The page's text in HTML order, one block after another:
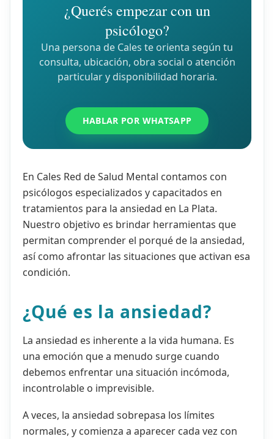
¿Querés empezar con un
psicólogo?
Una persona de Cales te orienta según tu
consulta, ubicación, obra social o atención
particular y disponibilidad horaria.
HABLAR POR WHATSAPP
En Cales Red de Salud Mental contamos con
psicólogos especializados y capacitados en
tratamientos para la ansiedad en La Plata.
Nuestro objetivo es brindar herramientas que
permitan comprender el porqué de la ansiedad,
así como afrontar las situaciones que activan esa
condición.
¿Qué es la ansiedad?
La ansiedad es inherente a la vida humana. Es
una emoción que a menudo surge cuando
debemos enfrentar una situación incómoda,
incontrolable o imprevisible.
A veces, la ansiedad sobrepasa los límites
normales, y comienza a aparecer cada vez con